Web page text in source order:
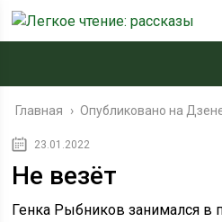
Главная › Опубликовано на
23.01.2022
Не везёт
Генка Рыбников занимался в